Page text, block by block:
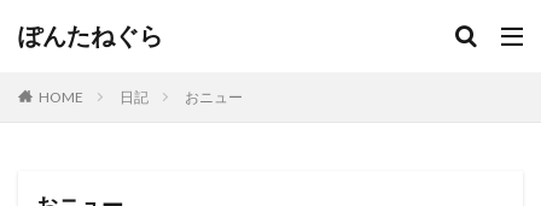
ぽんたねぐら
HOME 日記 おニュー